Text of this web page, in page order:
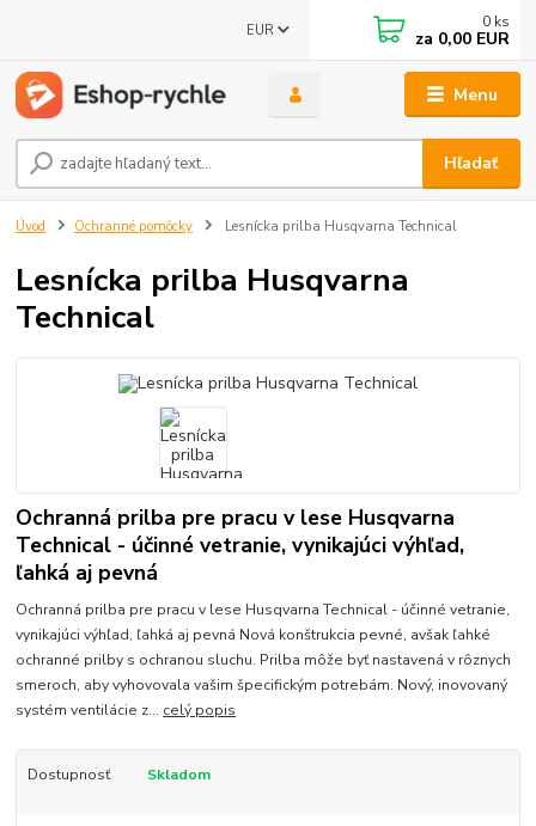
Menu
EUR
Hľadať
0 ks
za 0,00 EUR
Úvod Ochranné pomôcky Lesnícka prilba Husqvarna Technical
Lesnícka prilba Husqvarna
Technical
Ochranná prilba pre pracu v lese Husqvarna
Technical - účinné vetranie, vynikajúci výhľad,
ľahká aj pevná
Ochranná prilba pre pracu v lese Husqvarna Technical - účinné vetranie,
vynikajúci výhľad, ľahká aj pevná Nová konštrukcia pevné, avšak ľahké
ochranné prilby s ochranou sluchu. Prilba môže byť nastavená v rôznych
smeroch, aby vyhovovala vašim špecifickým potrebám. Nový, inovovaný
systém ventilácie z... celý popis
Dostupnosť Skladom